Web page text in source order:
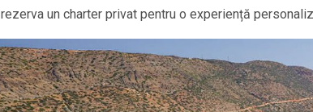
rezerva un charter privat pentru o experiență